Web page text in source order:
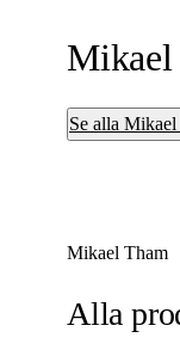
Mikael
Se alla
Mikael Tham
Alla